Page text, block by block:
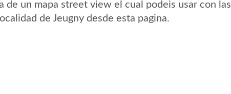
de un mapa street view el cual podeis usar con las
de Jeugny desde esta pagina.